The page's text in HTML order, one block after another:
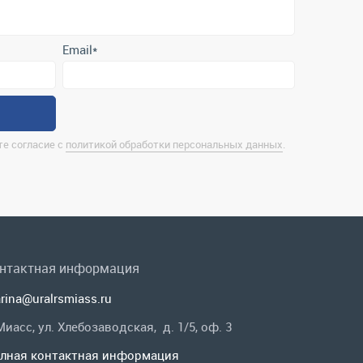
информация
ул. Хлебозаводская, д. 1/5, оф. 3
контактная информация